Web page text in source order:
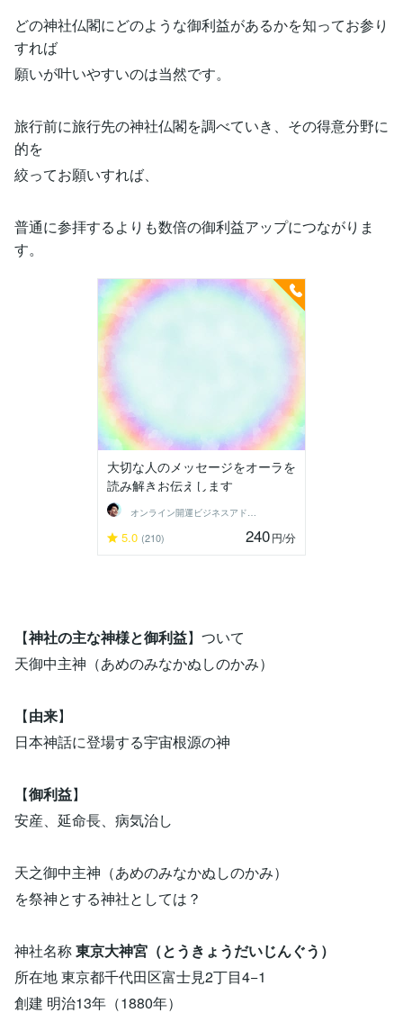
どの神社仏閣にどのような御利益があるかを知ってお参り
すれば
願いが叶いやすいのは当然です。
旅行前に旅行先の神社仏閣を調べていき、その得意分野に
的を
絞ってお願いすれば、
普通に参拝するよりも数倍の御利益アップにつながりま
す。
大切な人のメッセージをオーラを
読み解きお伝えします
オンライン開運ビジネスアドバイザー＠志念
5.0 (210) 240円/分
【神社の主な神様と御利益】ついて
天御中主神（あめのみなかぬしのかみ）
【由来】
日本神話に登場する宇宙根源の神
【御利益】
安産、延命長、病気治し
天之御中主神（あめのみなかぬしのかみ）
を祭神とする神社としては？
神社名称東京大神宮（とうきょうだいじんぐう）
所在地 東京都千代田区富士見2丁目4−1
創建 明治13年（1880年）